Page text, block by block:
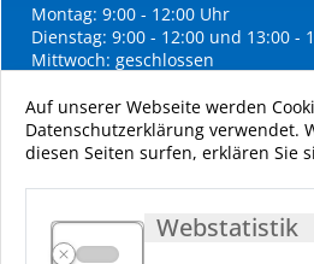
Auf unserer Webseite werden
Datenschutzerklärung verwendet.
diesen Seiten surfen, erklären Sie
Webstatistik
Montag: 9:00 - 12:00 Uhr
Dienstag: 9:00 - 12:00 und 13:00 -
Mittwoch: geschlossen
Freitag: 9:00 - 11:00 Uhr
Impressum